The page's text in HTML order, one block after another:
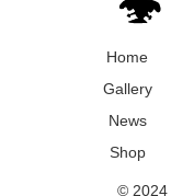
Home
Gallery
News
Shop
© 2024